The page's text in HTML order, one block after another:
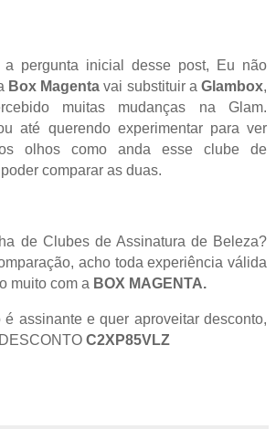
a pergunta inicial desse post, Eu não
Box Magenta vai substituir aGlambox,
muitas mudanças na Glam.
até querendo experimentar para ver
olhos como anda esse clube de
comparar as duas.
de Clubes de Assinatura de Beleza?
acho toda experiência válida
muito com a BOX MAGENTA.
é assinante e quer aproveitar desconto,
C2XP85VLZ